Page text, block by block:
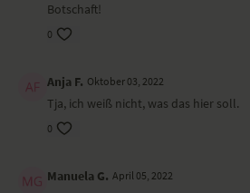
Botschaft!
0
Anja F. Oktober 03, 2022
Tja, ich weiß nicht, was das hier soll.
0
Manuela G. April 05, 2022